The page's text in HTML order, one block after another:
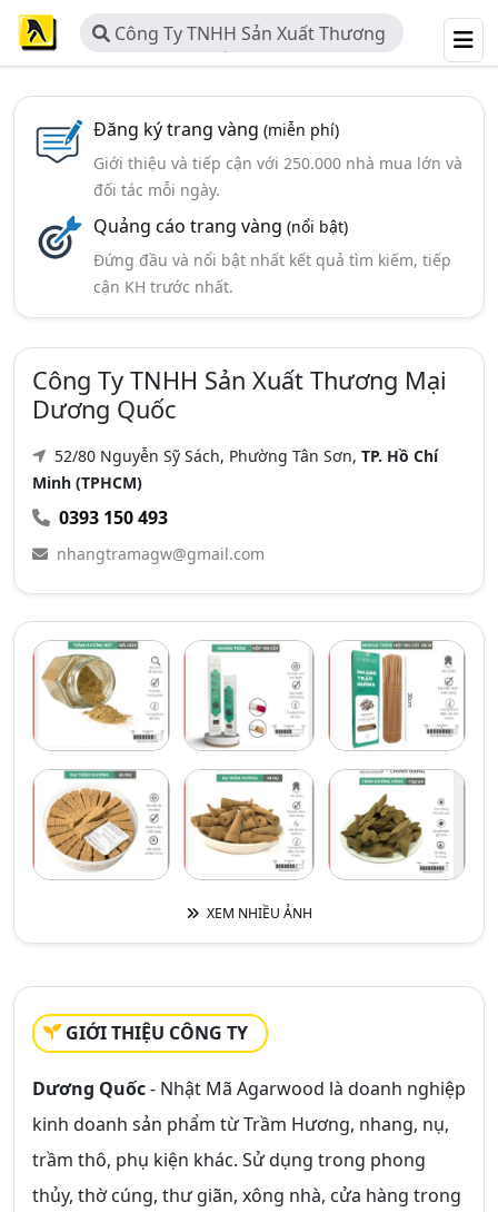
Công Ty TNHH Sản Xuất Thương
Mại Dương Quốc
Đăng ký trang vàng (miễn phí)
Giới thiệu và tiếp cận với 250.000 nhà mua lớn và
đối tác mỗi ngày.
Quảng cáo trang vàng (nổi bật)
Đứng đầu và nổi bật nhất kết quả tìm kiếm, tiếp
cận KH trước nhất.
Công Ty TNHH Sản Xuất Thương Mại
Dương Quốc
52/80 Nguyễn Sỹ Sách, Phường Tân Sơn, TP. Hồ Chí
Minh (TPHCM)
0393 150 493
nhangtramagw@gmail.com
XEM NHIỀU ẢNH
GIỚI THIỆU CÔNG TY
Dương Quốc- Nhật Mã Agarwood là doanh nghiệp
kinh doanh sản phẩm từ Trầm Hương, nhang, nụ,
trầm thô, phụ kiện khác. Sử dụng trong phong
thủy, thờ cúng, thư giãn, xông nhà, cửa hàng trong